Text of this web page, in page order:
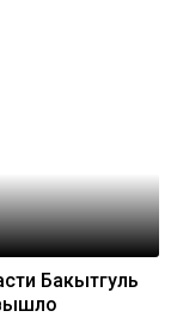
Бакытгуль